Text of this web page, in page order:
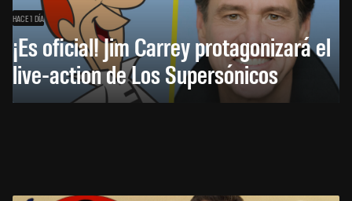
HACE 1 DÍA
¡Es oficial! Jim Carrey protagonizará el
live-action de Los Supersónicos